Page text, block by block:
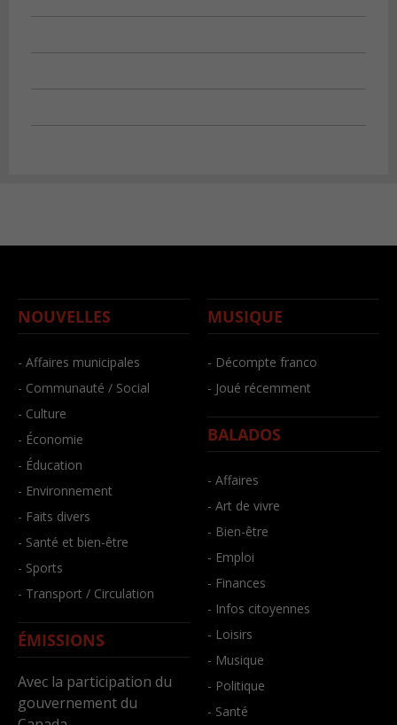
NOUVELLES
- Affaires municipales
- Communauté / Social
- Culture
- Économie
- Éducation
- Environnement
- Faits divers
- Santé et bien-être
- Sports
- Transport / Circulation
ÉMISSIONS
Avec la participation du
gouvernement du
MUSIQUE
- Décompte franco
- Joué récemment
BALADOS
- Affaires
- Art de vivre
- Bien-être
- Emploi
- Finances
- Infos citoyennes
- Loisirs
- Musique
- Politique
- Santé